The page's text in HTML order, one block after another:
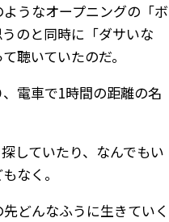
うなオープニングの「ボ
のと同時に「ダサいな
聴いていたのだ。
電車で1時間の距離の名
していたり、なんでもい
なく。
どんなふうに生きていく